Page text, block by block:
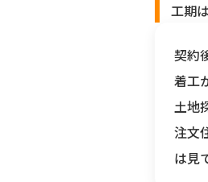
工期
契約
着工
土地
注文
は見